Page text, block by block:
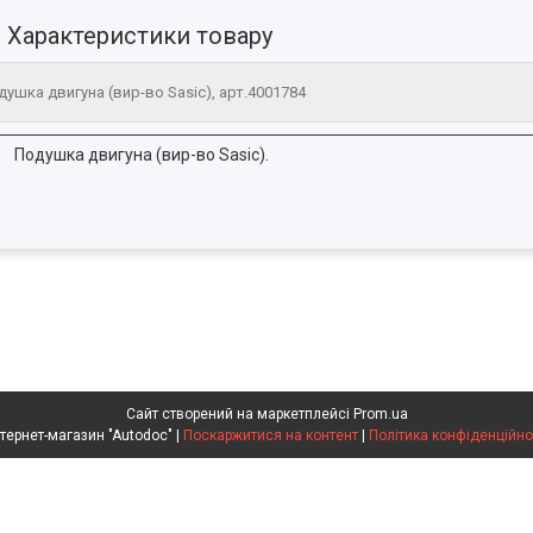
Характеристики товару
двигуна (вир-во Sasic), арт.4001784
Подушка двигуна (вир-во Sasic).
Сайт створений на маркетплейсі Prom.ua
Поскаржитися на контент Політика